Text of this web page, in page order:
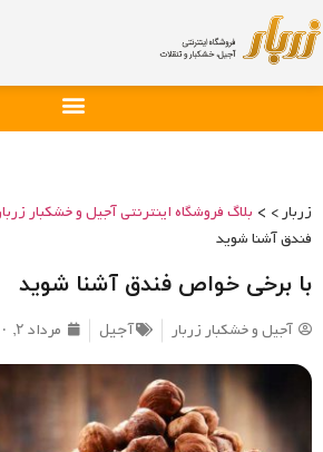
زربار > > بلاگ فروشگاه اینترنتی آجیل و خشکبار
فندق آشنا شوید
با برخی خواص فندق آشنا شوید
آجیل و خشکبار زربار آجیل مرداد ۲, ۱۴۰۰